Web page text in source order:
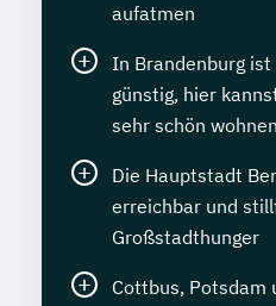
aufatmen
In Brandenburg
günstig, hier
sehr schön wohnen
Die Hauptstadt
erreichbar und
Großstadthunger
Cottbus, Potsdam